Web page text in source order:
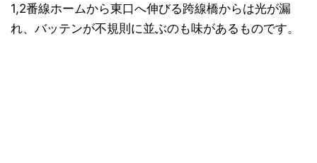
1,2番線ホームから東口へ伸びる跨線橋からは光が漏
れ、バッテンが不規則に並ぶのも味があるものです。